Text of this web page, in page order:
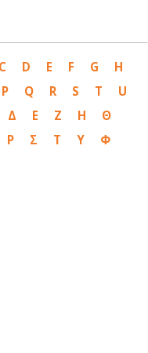
C D E F G
H
P Q R S T
U
Δ Ε Ζ Η
Θ
Ρ Σ Τ Υ
Φ